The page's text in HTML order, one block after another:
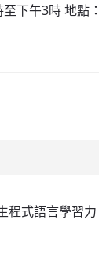
下午3時 地點
程式語言學習